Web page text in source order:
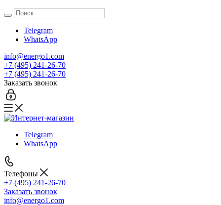
Telegram
WhatsApp
info@energo1.com
+7 (495) 241-26-70
+7 (495) 241-26-70
Заказать звонок
Telegram
WhatsApp
Телефоны
+7 (495) 241-26-70
Заказать звонок
info@energo1.com